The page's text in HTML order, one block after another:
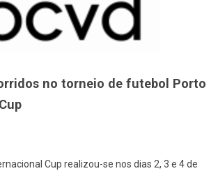
no torneio de futebol Porto
Cup realizou-se nos dias 2, 3 e 4 de